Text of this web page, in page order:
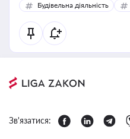
Будівельна діяльність
Зв'язатися: